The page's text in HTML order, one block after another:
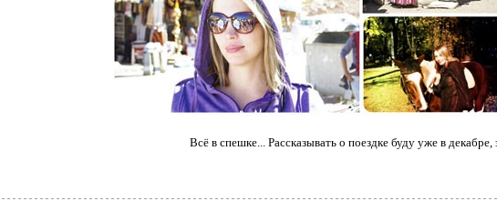
Всё в спешке... Рассказывать о поездке буду уже в